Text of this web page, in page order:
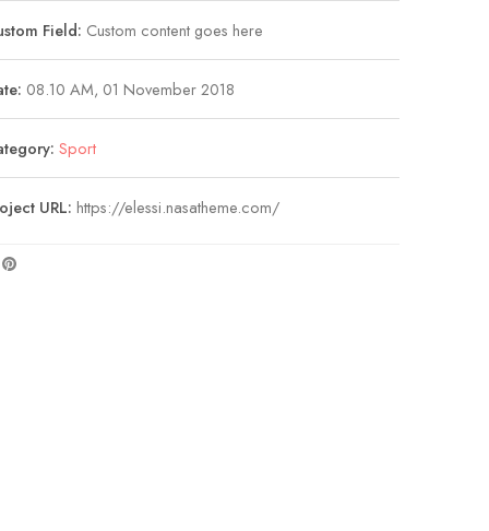
Field: Custom content goes here
08.10 AM, 01 November 2018
Sport
URL: https://elessi.nasatheme.com/